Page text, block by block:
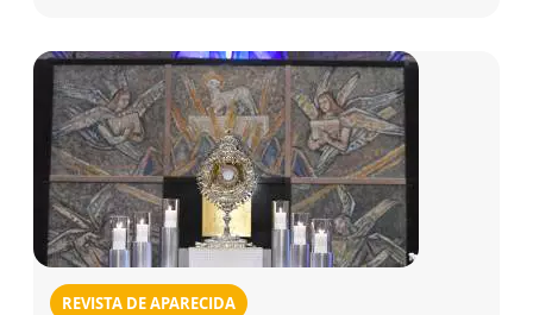
REVISTA DE APARECIDA